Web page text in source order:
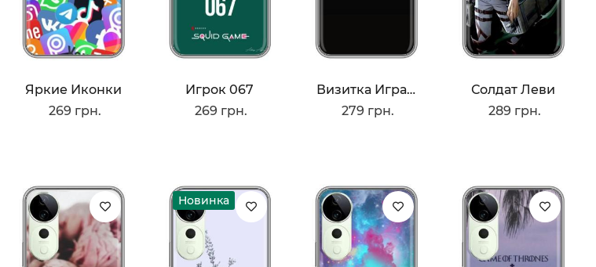
Яркие Иконки
269 грн.
Игрок 067
269 грн.
Визитка Игра В Кальмара
279 грн.
Солдат Леви
289 грн.
Новинка